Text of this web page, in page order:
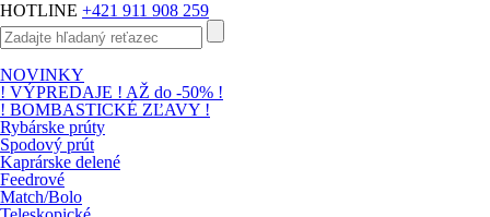
HOTLINE +421 911 908 259
NOVINKY
! VÝPREDAJE ! AŽ do -50% !
! BOMBASTICKÉ ZĽAVY !
Rybárske prúty
Spodový prút
Kaprárske delené
Feedrové
Match/Bolo